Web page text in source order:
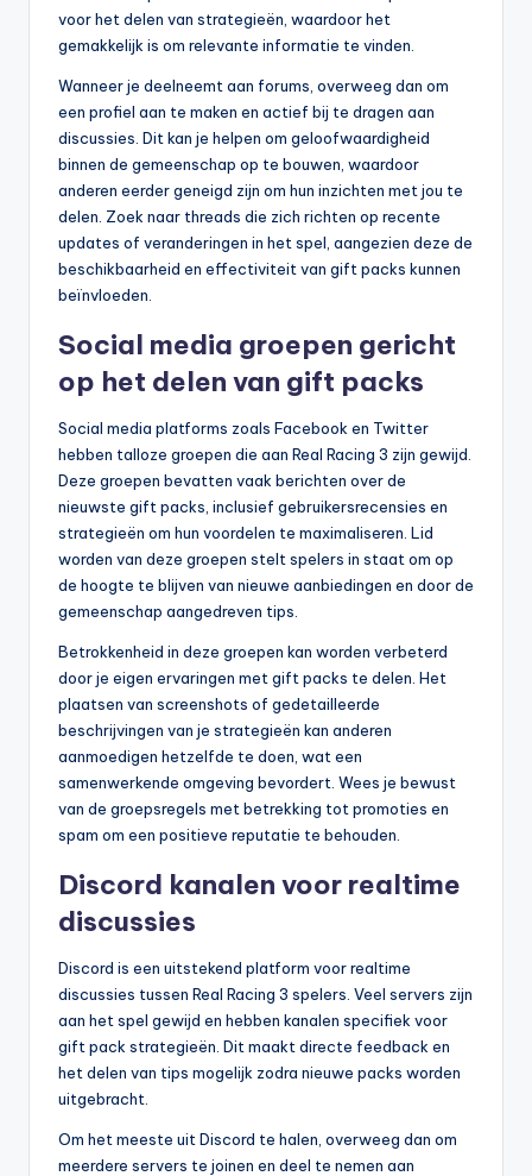
voor het delen van strategieën, waardoor het
gemakkelijk is om relevante informatie te vinden.
Wanneer je deelneemt aan forums, overweeg dan om
een profiel aan te maken en actief bij te dragen aan
discussies. Dit kan je helpen om geloofwaardigheid
binnen de gemeenschap op te bouwen, waardoor
anderen eerder geneigd zijn om hun inzichten met jou te
delen. Zoek naar threads die zich richten op recente
updates of veranderingen in het spel, aangezien deze de
beschikbaarheid en effectiviteit van gift packs kunnen
beïnvloeden.
Social media groepen gericht
op het delen van gift packs
Social media platforms zoals Facebook en Twitter
hebben talloze groepen die aan Real Racing 3 zijn gewijd.
Deze groepen bevatten vaak berichten over de
nieuwste gift packs, inclusief gebruikersrecensies en
strategieën om hun voordelen te maximaliseren. Lid
worden van deze groepen stelt spelers in staat om op
de hoogte te blijven van nieuwe aanbiedingen en door de
gemeenschap aangedreven tips.
Betrokkenheid in deze groepen kan worden verbeterd
door je eigen ervaringen met gift packs te delen. Het
plaatsen van screenshots of gedetailleerde
beschrijvingen van je strategieën kan anderen
aanmoedigen hetzelfde te doen, wat een
samenwerkende omgeving bevordert. Wees je bewust
van de groepsregels met betrekking tot promoties en
spam om een positieve reputatie te behouden.
Discord kanalen voor realtime
discussies
Discord is een uitstekend platform voor realtime
discussies tussen Real Racing 3 spelers. Veel servers zijn
aan het spel gewijd en hebben kanalen specifiek voor
gift pack strategieën. Dit maakt directe feedback en
het delen van tips mogelijk zodra nieuwe packs worden
uitgebracht.
Om het meeste uit Discord te halen, overweeg dan om
meerdere servers te joinen en deel te nemen aan